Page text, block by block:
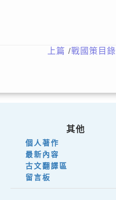
上篇 /戰國策目錄
其他
個人著作
最新內容
古文翻譯區
留言板